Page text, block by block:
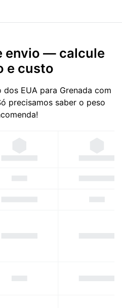
envio — calcule
e custo
EUA para Grenada com
precisamos saber o peso